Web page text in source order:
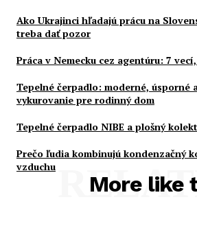
Ako Ukrajinci hľadajú prácu na
treba dať pozor
Práca v Nemecku cez agentúru: 7
Tepelné čerpadlo: moderné, úsporné
vykurovanie pre rodinný dom
Tepelné čerpadlo NIBE a plošný
Prečo ľudia kombinujú kondenzačný
vzduchu
More like